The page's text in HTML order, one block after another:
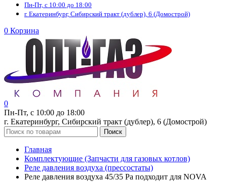
Пн-Пт, с 10:00 до 18:00
г. Екатеринбург, Сибирский тракт (дублер), 6 (Домострой)
0 Корзина
0
Пн-Пт, с 10:00 до 18:00
г. Екатеринбург, Сибирский тракт (дублер), 6 (Домострой)
Поиск
Главная
Комплектующие (Запчасти для газовых котлов)
Реле давления воздуха (прессостаты)
Реле давления воздуха 45/35 Pa подходит для NOVA